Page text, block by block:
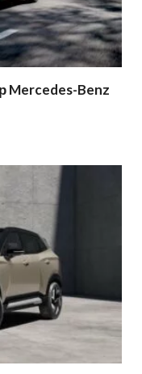
Mercedes-Benz